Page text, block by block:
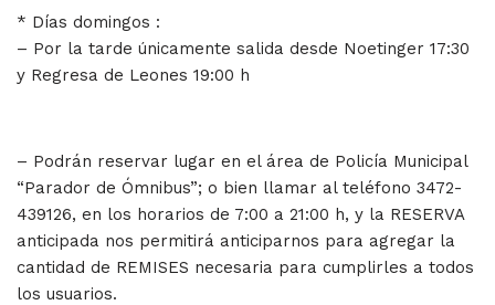
* Días domingos :
– Por la tarde únicamente salida desde Noetinger 17:30
y Regresa de Leones 19:00 h
– Podrán reservar lugar en el área de Policía Municipal
“Parador de Ómnibus”; o bien llamar al teléfono 3472-
439126, en los horarios de 7:00 a 21:00 h, y la RESERVA
anticipada nos permitirá anticiparnos para agregar la
cantidad de REMISES necesaria para cumplirles a todos
los usuarios.